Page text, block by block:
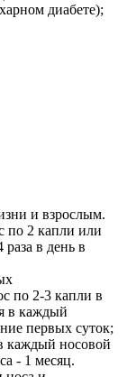
диабете);
и взрослым.
по 2 капли или
в день в
по 2-3 капли в
в каждый
первых суток;
каждый носовой
- 1 месяц.